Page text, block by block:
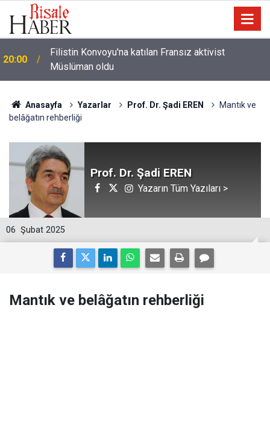
20:00
Filistin Konvoyu'na katılan Fransız aktivist
Müslüman oldu
Anasayfa Yazarlar Prof. Dr. Şadi EREN
Mantık ve
belâğatın rehberliği
Prof. Dr. Şadi EREN
Yazarın Tüm Yazıları >
06 Şubat 2025
Mantık ve belâğatın rehberliği